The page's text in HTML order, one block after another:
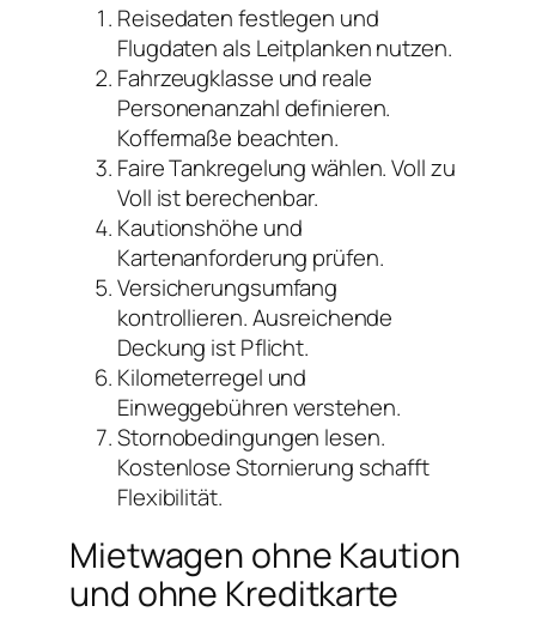
Reisedaten festlegen und
Flugdaten als Leitplanken nutzen.
Fahrzeugklasse und reale
Personenanzahl definieren.
Koffermaße beachten.
Faire Tankregelung wählen. Voll zu
Voll ist berechenbar.
Kautionshöhe und
Kartenanforderung prüfen.
Versicherungsumfang
kontrollieren. Ausreichende
Deckung ist Pflicht.
Kilometerregel und
Einweggebühren verstehen.
Stornobedingungen lesen.
Kostenlose Stornierung schafft
Flexibilität.
Mietwagen ohne Kaution
und ohne Kreditkarte